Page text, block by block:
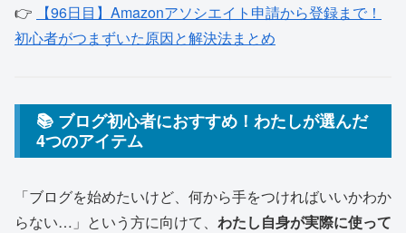
👉
【96日目】Amazonアソシエイト申請から登録まで！
初心者がつまずいた原因と解決法まとめ
📚 ブログ初心者におすすめ！わたしが選んだ
4つのアイテム
「ブログを始めたいけど、何から手をつければいいかわか
らない…」という方に向けて、 わたし自身が実際に使って